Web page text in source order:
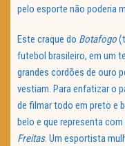
pelo esporte não poderia
Este craque do Botafogo
futebol brasileiro, em um
grandes cordões de ouro
vestiam. Para enfatizar o
de filmar todo em preto e
belo e que representa
Freitas. Um esportista